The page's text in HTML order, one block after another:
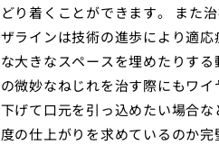
り着くことができます。 また
ラインは技術の進歩により適応
大きなスペースを埋めたりする
微妙なねじれを治す際にもワイ
げて口元を引っ込めたい場合な
の仕上がりを求めているのか完